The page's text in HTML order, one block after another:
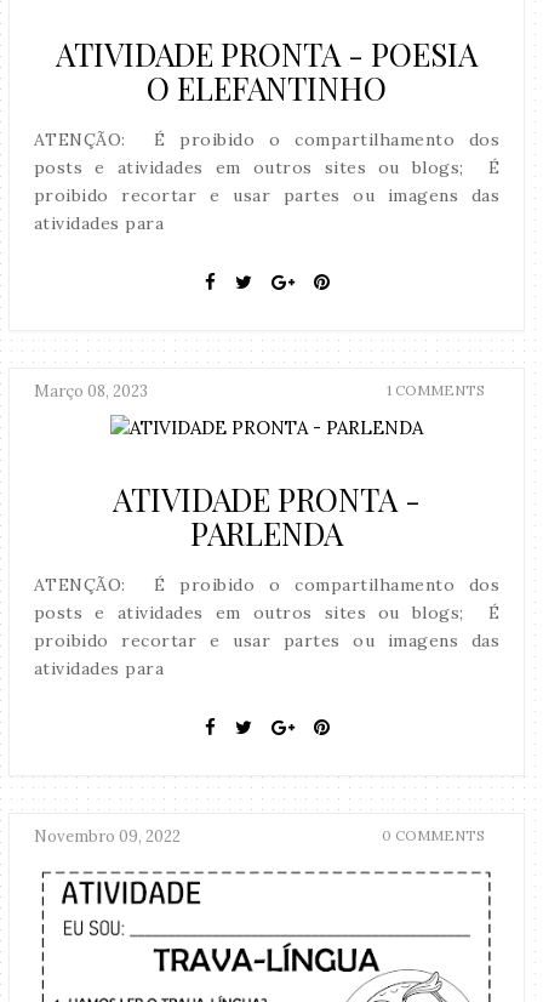
ATIVIDADE PRONTA - POESIA
O ELEFANTINHO
ATENÇÃO: É proibido o compartilhamento dos
posts e atividades em outros sites ou blogs; É
proibido recortar e usar partes ou imagens das
atividades para
Março 08, 2023 1 COMMENTS
ATIVIDADE PRONTA -
PARLENDA
ATENÇÃO: É proibido o compartilhamento dos
posts e atividades em outros sites ou blogs; É
proibido recortar e usar partes ou imagens das
atividades para
Novembro 09, 2022 0 COMMENTS